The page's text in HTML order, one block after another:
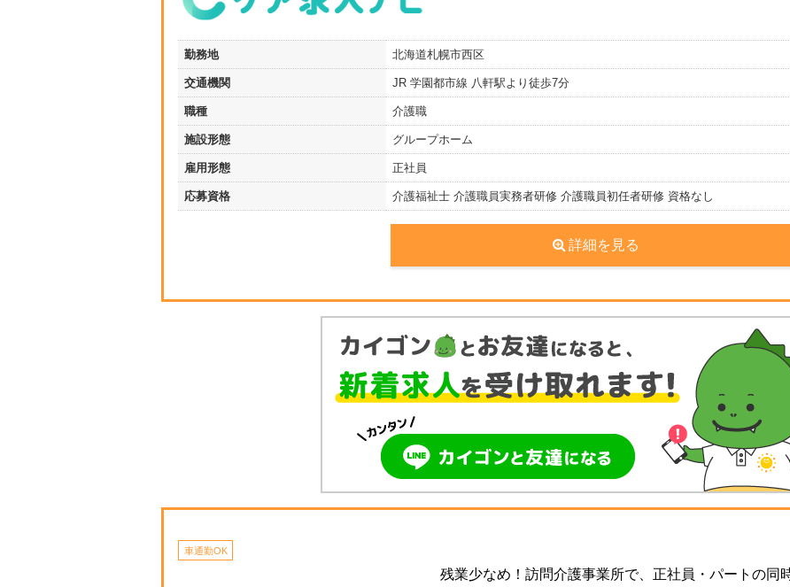
勤務地 北海道札幌市西区
交通機関 JR 学園都市線 八軒駅より徒歩7分
職種 介護職
施設形態 グループホーム
雇用形態 正社員
応募資格 介護福祉士 介護職員実務者研修 介護職員初任者研修 資格なし
詳細を見る
車通勤OK
残業少なめ！訪問介護事業所で、正社員・パートの